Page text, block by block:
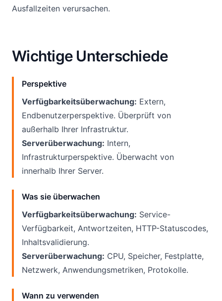
Ausfallzeiten verursachen.
Wichtige Unterschiede
Perspektive
Verfügbarkeitsüberwachung: Extern,
Endbenutzerperspektive. Überprüft von
außerhalb Ihrer Infrastruktur.
Serverüberwachung: Intern,
Infrastrukturperspektive. Überwacht von
innerhalb Ihrer Server.
Was sie überwachen
Verfügbarkeitsüberwachung: Service-
Verfügbarkeit, Antwortzeiten, HTTP-Statuscodes,
Inhaltsvalidierung.
Serverüberwachung: CPU, Speicher, Festplatte,
Netzwerk, Anwendungsmetriken, Protokolle.
Wann zu verwenden